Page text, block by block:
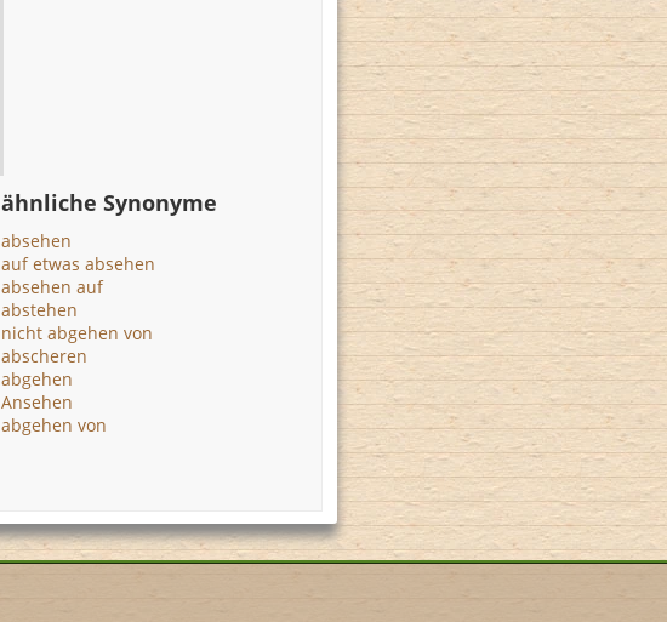
ähnliche Synonyme
absehen
auf etwas absehen
absehen auf
abstehen
nicht abgehen von
abscheren
abgehen
Ansehen
abgehen von